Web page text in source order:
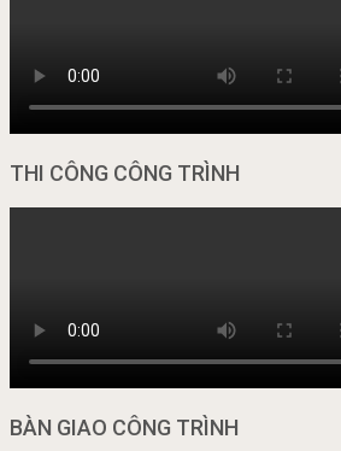
THI CÔNG CÔNG TRÌNH
BÀN GIAO CÔNG TRÌNH